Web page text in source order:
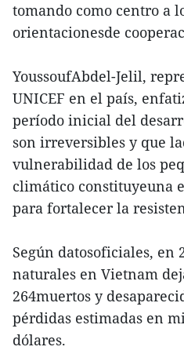
tomando como centro a
orientacionesde
YoussoufAbdel-Jelil,
UNICEF en el país,
período inicial del
son irreversibles y que
vulnerabilidad de los
climático constituyeuna
para fortalecer la
Según datosoficiales, en
naturales en Vietnam
264muertos y
pérdidas estimadas en
dólares.